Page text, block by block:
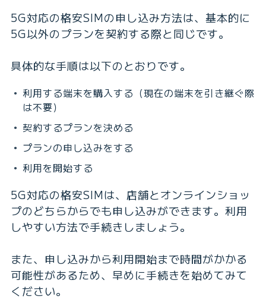
5G対応の格安SIMの申し込み方法は、基本的に
5G以外のプランを契約する際と同じです。
具体的な手順は以下のとおりです。
利用する端末を購入する（現在の端末を引き継ぐ際
は不要）
契約するプランを決める
プランの申し込みをする
利用を開始する
5G対応の格安SIMは、店舗とオンラインショッ
プのどちらからでも申し込みができます。利用
しやすい方法で手続きしましょう。
また、申し込みから利用開始まで時間がかかる
可能性があるため、早めに手続きを始めてみて
ください。